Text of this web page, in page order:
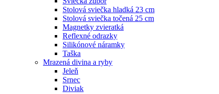
Stolová sviečka hladká 23 cm
Stolová sviečka točená 25 cm
Magnetky zvieratká
Reflexné odrazky
Silikónové náramky
Taška
Mrazená divina a ryby
Jeleň
Srnec
Diviak